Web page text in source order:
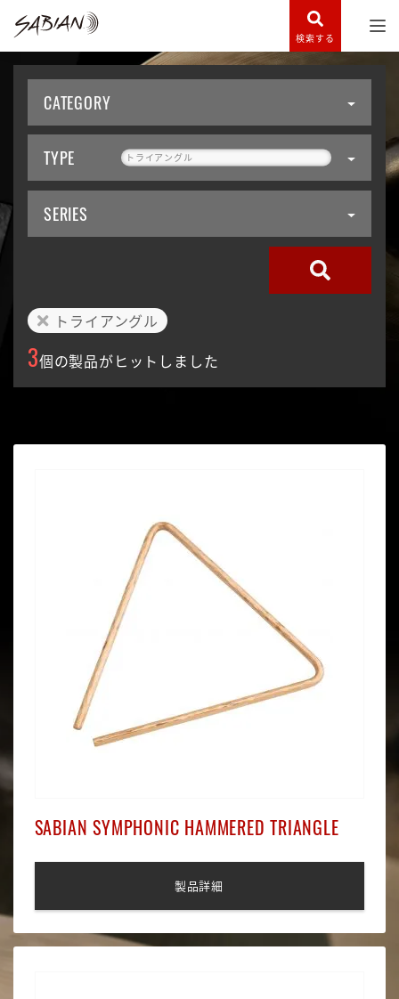
検索する
CATEGORY
TYPE トライアングル
SERIES
トライアングル
3個の製品がヒットしました
SABIAN SYMPHONIC HAMMERED TRIANGLE
製品詳細